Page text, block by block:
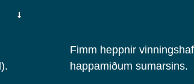
Fimm heppnir
happamiðum sumarsins.